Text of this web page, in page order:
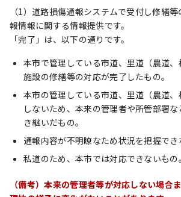
（1）道路損傷通報システムで受付し修繕
報情報に関する情報提供です。
「完了」は、以下の通りです。
本市で管理している市道、里道（農道
施設の修繕等の対応が完了したもの。
本市の管理している市道、里道（農道
しないため、本来の管理者や所管部署
き継いだもの。
通報内容が不明瞭なため状況を把握でき
私道のため、本市では対応できないもの。
（備考）本来の管理者等が対応しない場合